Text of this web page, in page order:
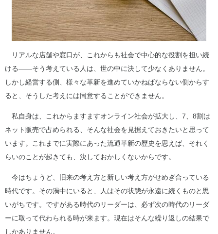
リアルな店舗や窓口が、これからも社会で中心的な役割を担い続
ける――そう考えている人は、世の中に決して少なくありません。
しかし経営する側、様々な革新を進めていかねばならない側からす
ると、そうした考えには同意することができません。
私自身は、これからますますオンライン社会が拡大し、7、8割は
ネット販売で占められる、そんな社会を見据えておきたいと思って
います。これまでに実際にあった流通革新の歴史を思えば、それく
らいのことが起きても、決しておかしくないからです。
今はちょうど、旧来の考え方と新しい考え方がせめぎ合っている
時代です。その渦中にいると、人はその状態が永遠に続くものと思
いがちです。ですがある時代のリーダーは、必ず次の時代のリーダ
ーに取って代わられる時が来ます。現在はそんな繰り返しの結果で
しかありません。